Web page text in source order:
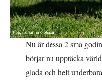
Nu är dessa 2 små
börjar nu upptäcka
glada och helt underbara